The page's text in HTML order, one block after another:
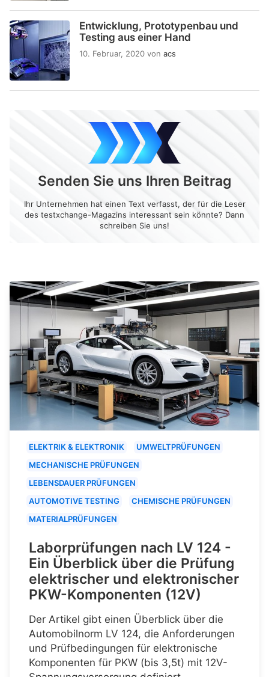
Entwicklung, Prototypenbau und
Testing aus einer Hand
10. Februar, 2020 von acs
Senden Sie uns Ihren Beitrag
Ihr Unternehmen hat einen Text verfasst, der für die Leser
des testxchange-Magazins interessant sein könnte? Dann
schreiben Sie uns!
ELEKTRIK & ELEKTRONIK
UMWELTPRÜFUNGEN
MECHANISCHE PRÜFUNGEN
LEBENSDAUER PRÜFUNGEN
AUTOMOTIVE TESTING
CHEMISCHE PRÜFUNGEN
MATERIALPRÜFUNGEN
Laborprüfungen nach LV 124 -
Ein Überblick über die Prüfung
elektrischer und elektronischer
PKW-Komponenten (12V)
Der Artikel gibt einen Überblick über die
Automobilnorm LV 124, die Anforderungen
und Prüfbedingungen für elektronische
Komponenten für PKW (bis 3,5t) mit 12V-